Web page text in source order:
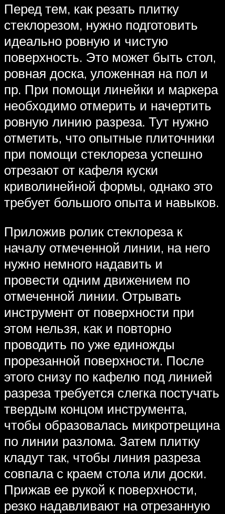
Перед тем, как резать плитку
стеклорезом, нужно подготовить
идеально ровную и чистую
поверхность. Это может быть стол,
ровная доска, уложенная на пол и
пр. При помощи линейки и маркера
необходимо отмерить и начертить
ровную линию разреза. Тут нужно
отметить, что опытные плиточники
при помощи стеклореза успешно
отрезают от кафеля куски
криволинейной формы, однако это
требует большого опыта и навыков.
Приложив ролик стеклореза к
началу отмеченной линии, на него
нужно немного надавить и
провести одним движением по
отмеченной линии. Отрывать
инструмент от поверхности при
этом нельзя, как и повторно
проводить по уже единожды
прорезанной поверхности. После
этого снизу по кафелю под линией
разреза требуется слегка постучать
твердым концом инструмента,
чтобы образовалась микротрещина
по линии разлома. Затем плитку
кладут так, чтобы линия разреза
совпала с краем стола или доски.
Прижав ее рукой к поверхности,
резко надавливают на отрезанную